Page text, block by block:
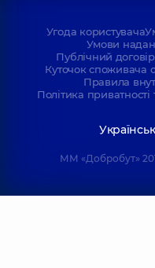
Угода користувача
Умови
Публічний
Куточок споживача
Правила
Політика
ММ «Добробут»